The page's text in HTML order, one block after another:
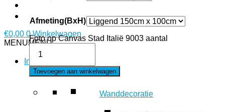
€0,00 0 Winkelwagen
MENUMENU
Interieur
Wanddecoratie
Afmeting(BxH)
Foto op Canvas Stad Italië 9003 aantal
Toevoegen aan winkelwagen